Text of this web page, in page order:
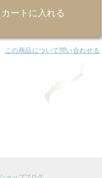
カートに入れる
この商品について問い合わせる